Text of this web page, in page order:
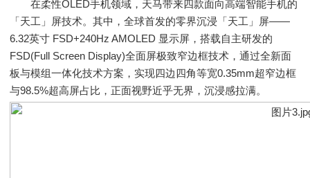
在柔性OLED手机领域，天马带来四款面向高端智能手机的
「天工」屏技术。其中，全球首发的零界沉浸「天工」屏——
6.32英寸 FSD+240Hz AMOLED 显示屏，搭载自主研发的
FSD(Full Screen Display)全面屏极致窄边框技术，通过全新面
板与模组一体化技术方案，实现四边四角等宽0.35mm超窄边框
与98.5%超高屏占比，正面视野近乎无界，沉浸感拉满。